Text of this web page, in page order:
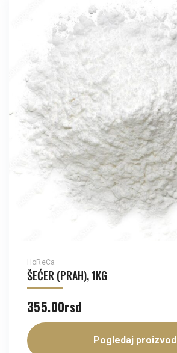
HoReCa
ŠEĆER (PRAH), 1KG
355.00rsd
Pogledaj proizvod